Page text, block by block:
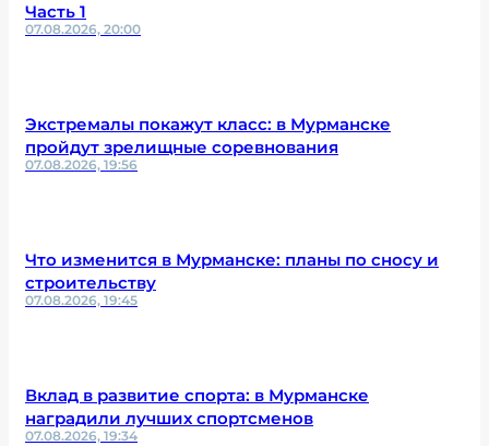
Часть 1
07.08.2026, 20:00
Экстремалы покажут класс: в Мурманске
пройдут зрелищные соревнования
07.08.2026, 19:56
Что изменится в Мурманске: планы по сносу и
строительству
07.08.2026, 19:45
Вклад в развитие спорта: в Мурманске
наградили лучших спортсменов
07.08.2026, 19:34